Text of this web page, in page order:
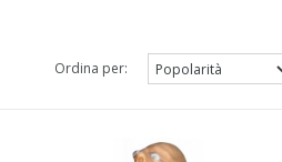
Ordina per: